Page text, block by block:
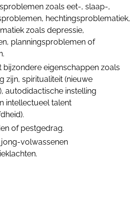
zoals eet-, slaap-,
hechtingsproblematiek,
zoals depressie,
planningsproblemen of
bijzondere eigenschappen zoals
zijn, spiritualiteit (nieuwe
autodidactische instelling
intellectueel talent
of pestgedrag.
volwassenen